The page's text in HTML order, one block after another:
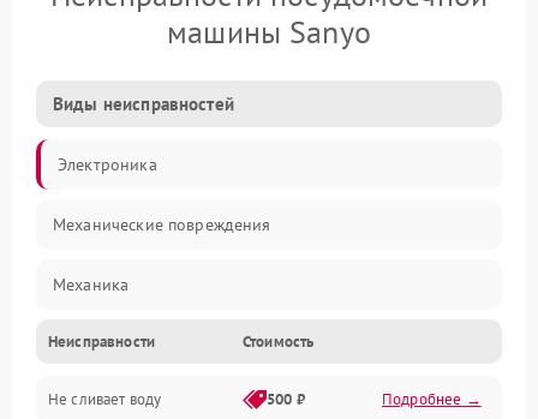
машины Sanyo
Виды неисправностей
Электроника
Механические повреждения
Механика
Управление
Электропитание
Неисправности Стоимость
Не сливает воду 500 ₽ Подробнее →